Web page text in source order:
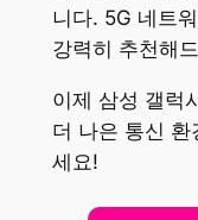
니다. 5G 네트
강력히 추천해
이제 삼성 갤럭
더 나은 통신 환
세요!